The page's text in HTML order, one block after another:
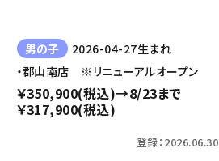
男の子
2026-04-27生まれ
・郡山南店 ※リニューアルオープン
￥350,900(税込)→8/23まで
￥317,900(税込)
登録：2026.06.30